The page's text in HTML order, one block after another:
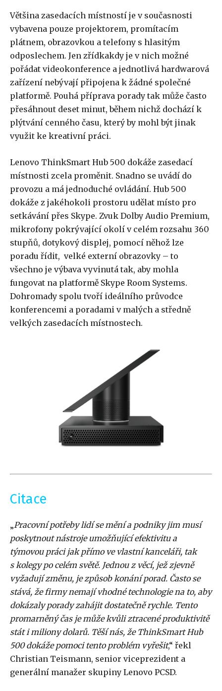
Většina zasedacích místností je v současnosti
vybavena pouze projektorem, promítacím
plátnem, obrazovkou a telefony s hlasitým
odposlechem. Jen zřídkakdy je v nich možné
pořádat videokonference a jednotlivá hardwarová
zařízení nebývají připojena k žádné společné
platformě. Pouhá příprava porady tak může často
přesáhnout deset minut, během nichž dochází k
plýtvání cenného času, který by mohl být jinak
využit ke kreativní práci.
Lenovo ThinkSmart Hub 500 dokáže zasedací
místnosti zcela proměnit. Snadno se uvádí do
provozu a má jednoduché ovládání. Hub 500
dokáže z jakéhokoli prostoru udělat místo pro
setkávání přes Skype. Zvuk Dolby Audio Premium,
mikrofony pokrývající okolí v celém rozsahu 360
stupňů, dotykový displej, pomocí něhož lze
poradu řídit, velké externí obrazovky – to
všechno je výbava vyvinutá tak, aby mohla
fungovat na platformě Skype Room Systems.
Dohromady spolu tvoří ideálního průvodce
konferencemi a poradami v malých a středně
velkých zasedacích místnostech.
Citace
„Pracovní potřeby lidí se mění a podniky jim musí
poskytnout nástroje umožňující efektivitu a
týmovou práci jak přímo ve vlastní kanceláři, tak
s kolegy po celém světě. Jednou z věcí, jež zjevně
vyžadují změnu, je způsob konání porad. Často se
stává, že firmy nemají vhodné technologie na to, aby
dokázaly porady zahájit dostatečně rychle. Tento
promarněný čas je může kvůli ztracené produktivitě
stát i miliony dolarů. Těší nás, že ThinkSmart Hub
500 dokáže pomoci tento problém vyřešit,“ řekl
Christian Teismann, senior viceprezident a
generální manažer skupiny Lenovo PCSD.